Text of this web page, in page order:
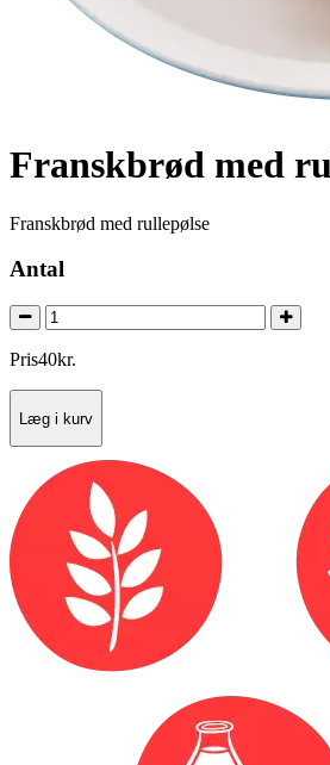
Franskbrød med
Franskbrød med rullepølse
Antal
Pris40kr.
Læg i kurv